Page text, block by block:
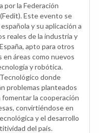
por la Federación
Este evento se
y su aplicación a
reales de la industria y
apto para otros
áreas como nuevos
y robótica.
donde
problemas planteados
la cooperación
convirtiéndose en
y el desarrollo
del país.